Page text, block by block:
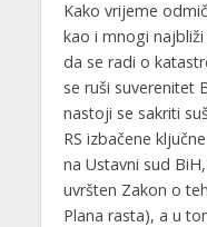
Kako vrijeme
kao i mnogi
da se radi o
se ruši suverenitet
nastoji se sakriti
RS izbačene
na Ustavni sud
uvršten Zakon o
Plana rasta), a u